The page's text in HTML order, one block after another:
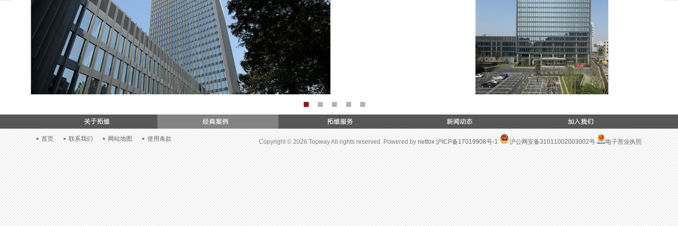
首页 联系我们 网站地图 使用条款 Copyright © 2026 Topway All rights reserved. Powered bynetfox 沪ICP备17019908号-1 沪公网安备31011002003002号 电子营业执照